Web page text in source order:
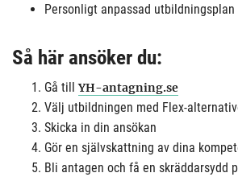
Personligt anpassad utbildningsplan
Så här ansöker du:
Gå tillYH-antagning.se
Välj utbildningen med Flex-
Skicka in din ansökan
Gör en självskattning av dina
Bli antagen och få en skräddarsydd